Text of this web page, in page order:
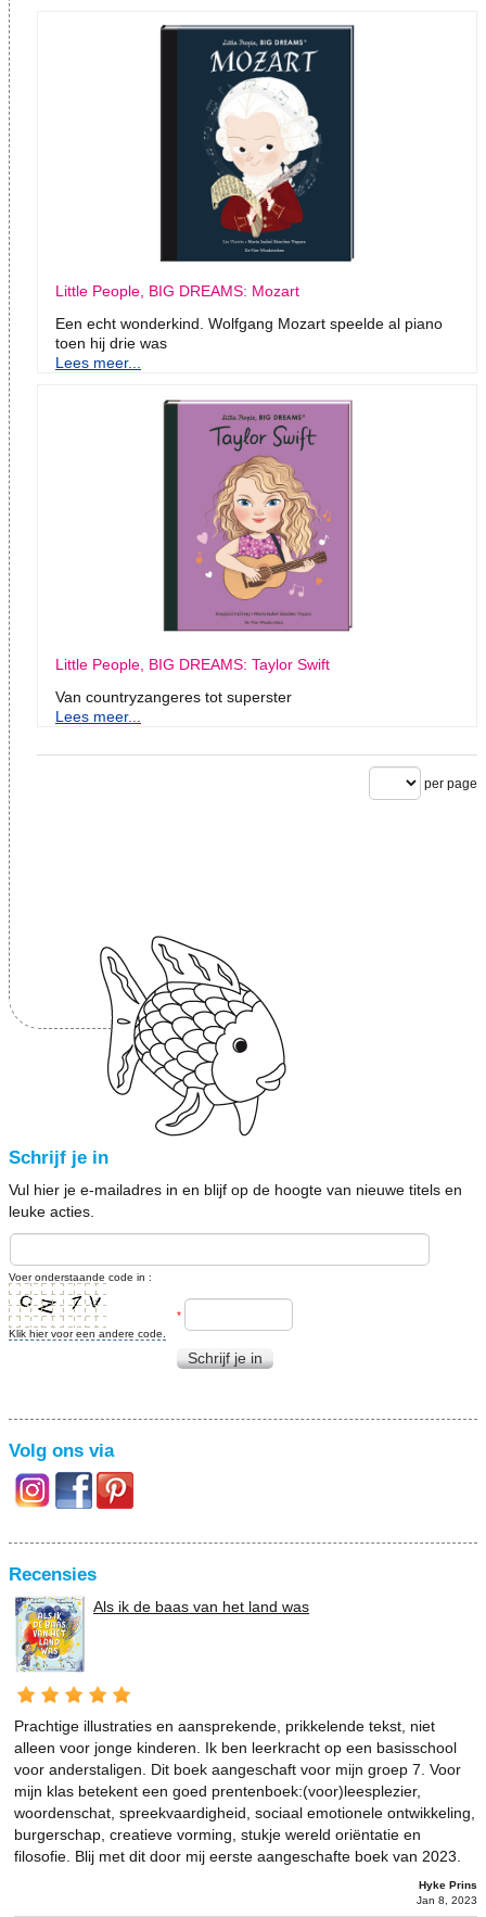
Little People, BIG DREAMS: Mozart
Een echt wonderkind. Wolfgang Mozart speelde al piano
toen hij drie was
Lees meer...
Little People, BIG DREAMS: Taylor Swift
Van countryzangeres tot superster
Lees meer...
per page
Schrijf je in
Vul hier je e-mailadres in en blijf op de hoogte van nieuwe titels en
leuke acties.
Voer onderstaande code in :
Klik hier voor een andere code.
*
Schrijf je in
Volg ons via
Recensies
Als ik de baas van het land was
Prachtige illustraties en aansprekende, prikkelende tekst, niet
alleen voor jonge kinderen. Ik ben leerkracht op een basisschool
voor anderstaligen. Dit boek aangeschaft voor mijn groep 7. Voor
mijn klas betekent een goed prentenboek:(voor)leesplezier,
woordenschat, spreekvaardigheid, sociaal emotionele ontwikkeling,
burgerschap, creatieve vorming, stukje wereld oriëntatie en
filosofie. Blij met dit door mij eerste aangeschafte boek van 2023.
Hyke Prins
Jan 8, 2023